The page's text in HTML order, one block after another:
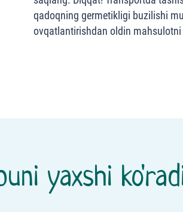
qadoqning germetikligi buzilishi
ovqatlantirishdan oldin mahsulotni
yaxshi